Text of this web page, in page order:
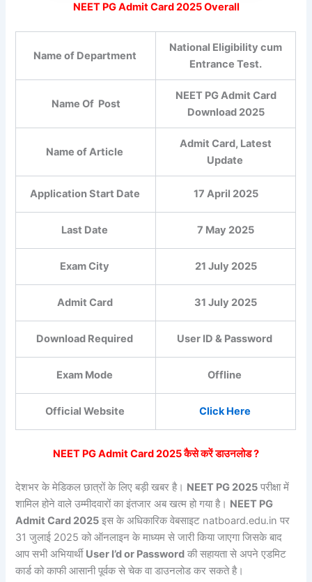
NEET PG Admit Card 2025 Overall
Name of Department
National Eligibility cum
Entrance Test.
Name Of Post
NEET PG Admit Card
Download 2025
Name of Article
Admit Card, Latest
Update
Application Start Date 17 April 2025
Last Date 7 May 2025
Exam City 21 July 2025
Admit Card 31 July 2025
Download Required User ID & Password
Exam Mode Offline
Official Website Click Here
NEET PG Admit Card 2025 कैसे करें डाउनलोड ?
देशभर के मेडिकल छात्रों के लिए बड़ी खबर है। NEET PG 2025 परीक्षा में
शामिल होने वाले उम्मीदवारों का इंतजार अब खत्म हो गया है। NEET PG
Admit Card 2025 इस के अधिकारिक वेबसाइट natboard.edu.in पर
31 जुलाई 2025 को ऑनलाइन के माध्यम से जारी किया जाएगा जिसके बाद
आप सभी अभियार्थी User I’d or Password की सहायता से अपने एडमिट
कार्ड को काफी आसानी पूर्वक से चेक वा डाउनलोड कर सकते है।